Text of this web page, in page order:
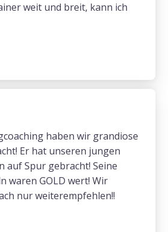
weit und breit, kann ich
haben wir grandiose
Er hat unseren jungen
auf Spur gebracht! Seine
waren GOLD wert! Wir
nur weiterempfehlen!!